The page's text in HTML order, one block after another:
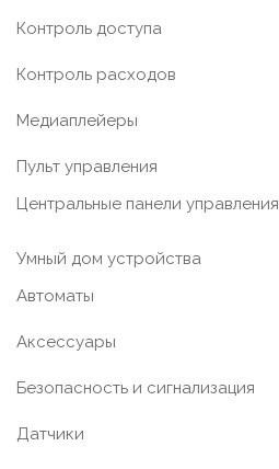
Контроль доступа
Контроль расходов
Медиаплейеры
Пульт управления
Центральные панели управления
Умный дом устройства
Автоматы
Аксессуары
Безопасность и сигнализация
Датчики